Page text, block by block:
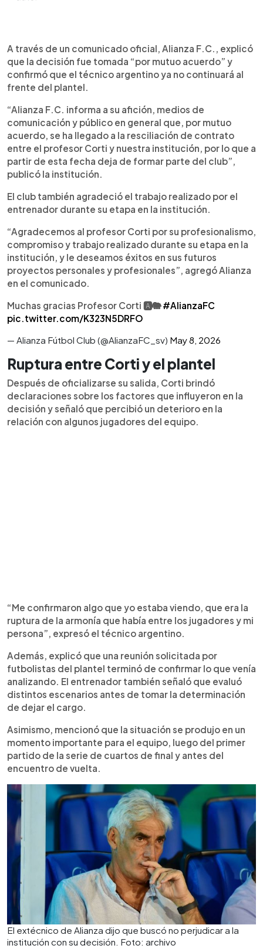
► Escuchar artículo
Alianza F.C. anunció la salida del entrenador
Ernesto “Carucha” Corti tras llegar a un acuerdo
para finalizar su vínculo contractual con el club. En
un comunicado oficial, la institución confirmó que
la decisión fue tomada “por mutuo acuerdo” y
agradeció al técnico por su trabajo y
profesionalismo. Posteriormente, Corti explicó
que la ruptura en la relación con algunos jugadores
influyó en su salida y aseguró que buscó evitar
perjudicar al equipo y a la directiva. Además,
señaló que la decisión se tomó luego de
oficializa un sustituto, todo apunta a que Marco
Antonio Portillo asumiría el cargo.
A través de un comunicado oficial, Alianza F.C., explicó
que la decisión fue tomada “por mutuo acuerdo” y
confirmó que el técnico argentino ya no continuará al
frente del plantel.
“Alianza F.C. informa a su afición, medios de
comunicación y público en general que, por mutuo
acuerdo, se ha llegado a la resciliación de contrato
entre el profesor Corti y nuestra institución, por lo que a
partir de esta fecha deja de formar parte del club”,
publicó la institución.
El club también agradeció el trabajo realizado por el
entrenador durante su etapa en la institución.
“Agradecemos al profesor Corti por su profesionalismo,
compromiso y trabajo realizado durante su etapa en la
institución, y le deseamos éxitos en sus futuros
proyectos personales y profesionales”, agregó Alianza
en el comunicado.
Muchas gracias Profesor Corti 🅰️🐘#AlianzaFC
pic.twitter.com/K323N5DRFO
— Alianza Fútbol Club (@AlianzaFC_sv) May 8, 2026
Ruptura entre Corti y el plantel
Después de oficializarse su salida, Corti brindó
declaraciones sobre los factores que influyeron en la
decisión y señaló que percibió un deterioro en la
relación con algunos jugadores del equipo.
“Me confirmaron algo que yo estaba viendo, que era la
ruptura de la armonía que había entre los jugadores y mi
persona”, expresó el técnico argentino.
Además, explicó que una reunión solicitada por
futbolistas del plantel terminó de confirmar lo que venía
analizando. El entrenador también señaló que evaluó
distintos escenarios antes de tomar la determinación
de dejar el cargo.
Asimismo, mencionó que la situación se produjo en un
momento importante para el equipo, luego del primer
partido de la serie de cuartos de final y antes del
encuentro de vuelta.
El extécnico de Alianza dijo que buscó no perjudicar a la
institución con su decisión. Foto: archivo